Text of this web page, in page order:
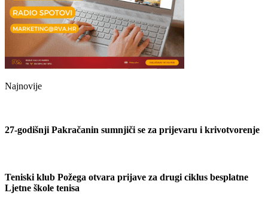
Najnovije
27-godišnji Pakračanin sumnjiči se za prijevaru i krivotvorenje
Teniski klub Požega otvara prijave za drugi ciklus besplatne
Ljetne škole tenisa